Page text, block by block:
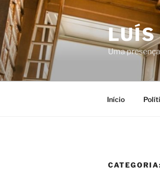
Saltar
para
conteúdo
LUÍS
Uma
Início